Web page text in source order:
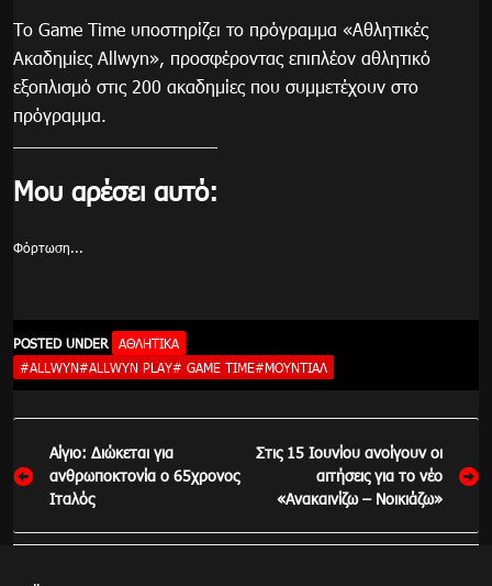
Το Game Time υποστηρίζει το πρόγραμμα «Αθλητικές
Ακαδημίες Allwyn», προσφέροντας επιπλέον αθλητικό
εξοπλισμό στις 200 ακαδημίες που συμμετέχουν στο
πρόγραμμα.
Μου αρέσει αυτό:
Φόρτωση...
POSTED UNDER ΑΘΛΗΤΙΚΑ
#ALLWYN#ALLWYN PLAY# GAME TIME#ΜΟΥΝΤΙΆΛ
Πλοήγηση
άρθρων
Αίγιο: Διώκεται για
ανθρωποκτονία ο 65χρονος
Ιταλός
Στις 15 Ιουνίου ανοίγουν οι
αιτήσεις για το νέο
«Ανακαινίζω – Νοικιάζω»